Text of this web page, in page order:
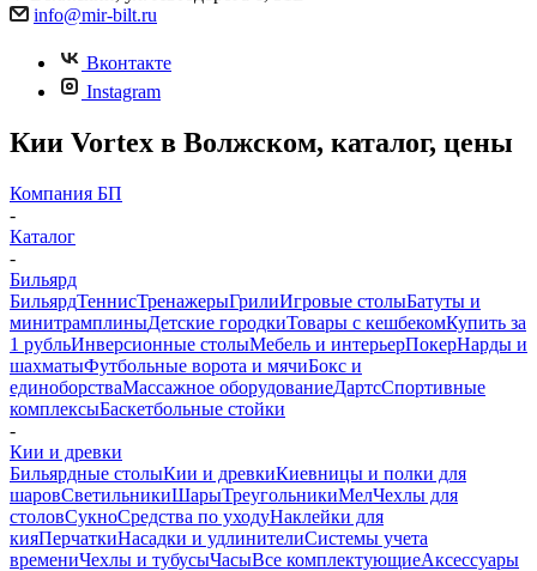
info@mir-bilt.ru
Вконтакте
Instagram
Кии Vortex в Волжском, каталог, цены
Компания БП
-
Каталог
-
Бильярд
БильярдТеннисТренажерыГрилиИгровые столыБатуты и
минитрамплиныДетские городкиТовары с кешбекомКупить за
1 рубльИнверсионные столыМебель и интерьерПокерНарды и
шахматыФутбольные ворота и мячиБокс и
единоборстваМассажное оборудованиеДартсСпортивные
комплексыБаскетбольные стойки
-
Кии и древки
Бильярдные столыКии и древкиКиевницы и полки для
шаровСветильникиШарыТреугольникиМелЧехлы для
столовСукноСредства по уходуНаклейки для
кияПерчаткиНасадки и удлинителиСистемы учета
времениЧехлы и тубусыЧасыВсе комплектующиеАксессуары